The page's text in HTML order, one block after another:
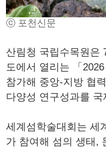
ⓒ 포천신문
산림청 국립수목원은
도에서 열리는 「
참가해 중앙-지방 협
다양성 연구성과를
세계섬학술대회는 세
가 참여해 섬의 생태,